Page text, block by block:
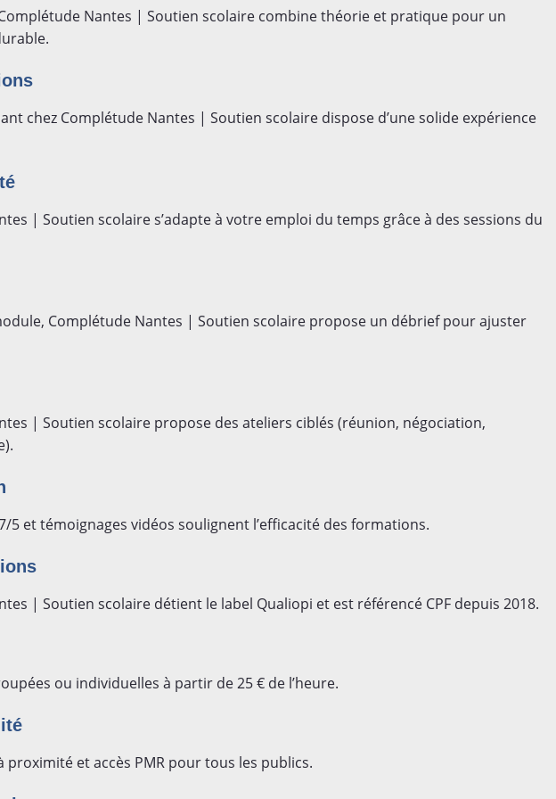
Nantes | Soutien scolaire combine théorie et pratique pour un
chez Complétude Nantes | Soutien scolaire dispose d’une solide expérience
| Soutien scolaire s’adapte à votre emploi du temps grâce à des sessions du
Complétude Nantes | Soutien scolaire propose un débrief pour ajuster
| Soutien scolaire propose des ateliers ciblés (réunion, négociation,
5 et témoignages vidéos soulignent l’efficacité des formations.
| Soutien scolaire détient le label Qualiopi et est référencé CPF depuis 2018.
ou individuelles à partir de 25 € de l’heure.
proximité et accès PMR pour tous les publics.